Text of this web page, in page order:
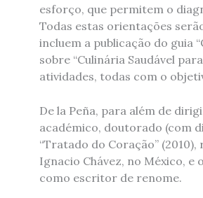
esforço, que permitem o
Todas estas orientações
incluem a publicação do guia
sobre “Culinária Saudável
atividades, todas com o
De la Peña, para além de
académico, doutorado (com
“Tratado do Coração”
Ignacio Chávez, no México, e o
como escritor de renome.